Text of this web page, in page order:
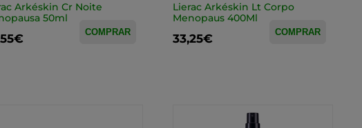
Arkéskin Cr Noite
50ml
COMPRAR
Lierac Arkéskin Lt Corpo
Menopaus 400Ml
33,25€ COMPRAR